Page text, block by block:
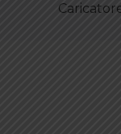
contenuti